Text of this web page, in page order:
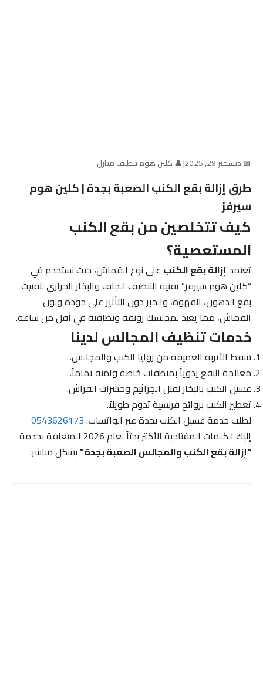
📅 ديسمبر 29, 2025 |👤 كلين هوم تنظيف منازل
طرق إزالة بقع الكنب الصعبة بجدة | كلين هوم
سيرفز
كيف تتخلصين من بقع الكنب
المستعصية؟
تعتمدإزالة بقع الكنبعلى نوع القماش، حيث نستخدم في
“كلين هوم سيرفز” تقنية التنظيف الجاف والبخار الحراري لتفتيت
بقع الدهون، القهوة، والحبر دون التأثير على جودة ولون
القماش، مما يعيد لمجلسك رونقه ونظافته في أقل من ساعة.
خدمات تنظيف المجالس لدينا
شفط الأتربة العميقة من زوايا الكنب والمجالس.
معالجة البقع يدوياً بمنظفات خاصة وآمنة تماماً.
غسيل الكنب بالبخار لقتل الجراثيم وحشرات الفراش.
تعطير الكنب بروائح فرنسية تدوم طويلاً.
لطلب خدمة غسيل الكنب بجدة عبر الواتساب:0543626173
إليك الكلمات المفتاحية الأكثر بحثاً لعام 2026 المتعلقة بخدمة
“إزالة بقع الكنب والمجالس الصعبة بجدة”بشكل مباشر: